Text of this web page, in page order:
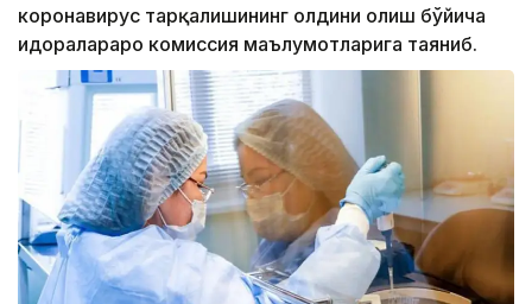
коронавирус тарқалишининг олдини олиш бўйича
идоралараро комиссия маълумотларига таяниб.